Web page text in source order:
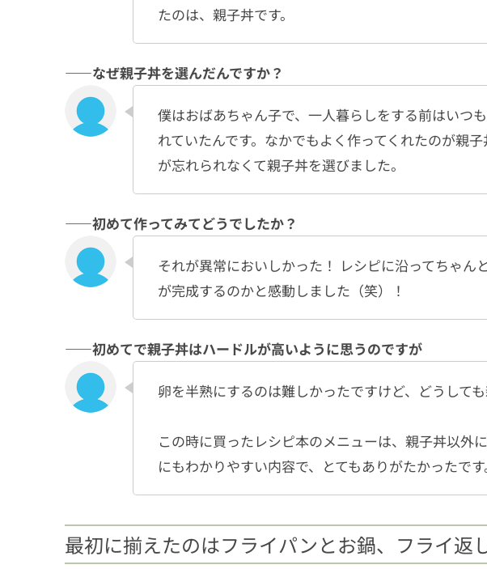
たのは、親子丼です。
――なぜ親子丼を選んだんですか？
僕はおばあちゃん子で、一人暮らしをする前はいつ
れていたんです。なかでもよく作ってくれたのが親
が忘れられなくて親子丼を選びました。
――初めて作ってみてどうでしたか？
それが異常においしかった！ レシピに沿ってちゃん
が完成するのかと感動しました（笑）！
――初めてで親子丼はハードルが高いように思うのですが
卵を半熟にするのは難しかったですけど、どうしても
この時に買ったレシピ本のメニューは、親子丼以外
にもわかりやすい内容で、とてもありがたかったです
最初に揃えたのはフライパンとお鍋、フライ返